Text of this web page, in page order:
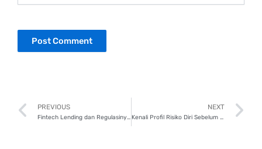
Prev
PREVIOUS
Fintech Lending dan Regulasinya, Apa yang Perlu Diketahui Lender?
NEXT
Kenali Profil Risiko Diri Sebelum Jadi Lender di P2P Lending!